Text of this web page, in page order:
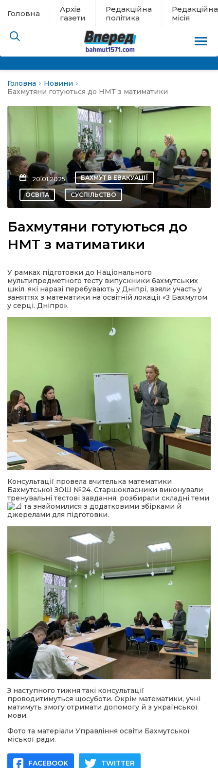
Головна
Архів
газети
Редакційна
політика
Редакційна
місія
евакуації
новини
Головна
Новини
Бахмутяни готуються до НМТ з матиматики
20.01.2025 БАХМУТ В ЕВАКУАЦІЇ
ОСВІТА СУСПІЛЬСТВО
Бахмутяни готуються до
НМТ з матиматики
У рамках підготовки до Національного
мультипредметного тесту випускники бахмутських
шкіл, які наразі перебувають у Дніпрі, взяли участь у
заняттях з математики на освітній локації «З Бахмутом
у серці. Дніпро».
Консультації провела вчителька математики
Бахмутської ЗОШ №24. Старшокласники виконували
тренувальні тестові завдання, розбирали складні теми
та знайомилися з додатковими збірками й
джерелами для підготовки.
З наступного тижня такі консультації
проводитимуться щосуботи. Окрім математики, учні
матимуть змогу отримати допомогу й з української
мови.
Фото та матеріали Управління освіти Бахмутської
міської ради.
FACEBOOK TWITTER